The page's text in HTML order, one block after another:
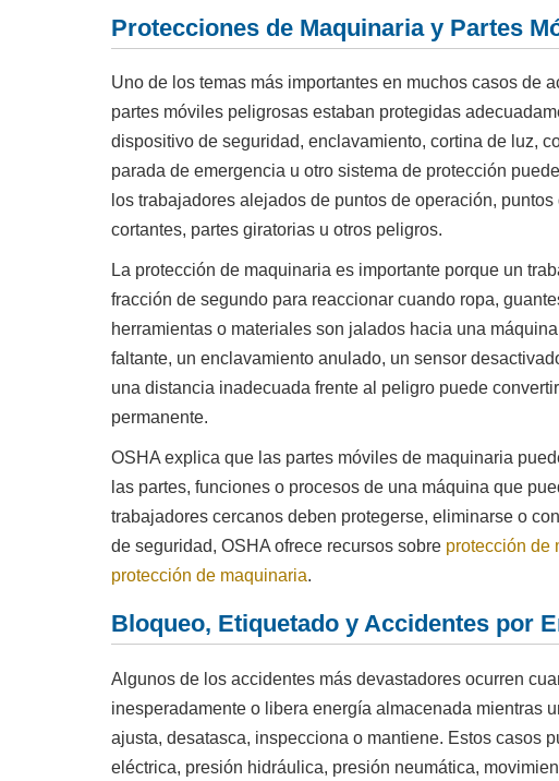
Protecciones de Maquinaria y Partes
Uno de los temas más importantes en muchos casos de
partes móviles peligrosas estaban protegidas
dispositivo de seguridad, enclavamiento, cortina de luz,
parada de emergencia u otro sistema de protección
los trabajadores alejados de puntos de operación,
cortantes, partes giratorias u otros peligros.
La protección de maquinaria es importante porque un
fracción de segundo para reaccionar cuando ropa,
herramientas o materiales son jalados hacia una
faltante, un enclavamiento anulado, un sensor
una distancia inadecuada frente al peligro puede
permanente.
OSHA explica que las partes móviles de maquinaria
las partes, funciones o procesos de una máquina que
trabajadores cercanos deben protegerse, eliminarse o
de seguridad, OSHA ofrece recursos sobre protección de
protección de maquinaria.
Bloqueo, Etiquetado y Accidentes por
Algunos de los accidentes más devastadores ocurren
inesperadamente o libera energía almacenada mientras
ajusta, desatasca, inspecciona o mantiene. Estos casos
eléctrica, presión hidráulica, presión neumática,